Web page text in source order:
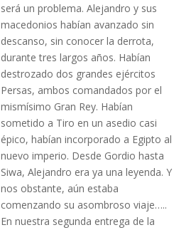
será un problema. Alejandro y sus
macedonios habían avanzado sin
descanso, sin conocer la derrota,
durante tres largos años. Habían
destrozado dos grandes ejércitos
Persas, ambos comandados por el
mismísimo Gran Rey. Habían
sometido a Tiro en un asedio casi
épico, habían incorporado a Egipto al
nuevo imperio. Desde Gordio hasta
Siwa, Alejandro era ya una leyenda. Y
nos obstante, aún estaba
comenzando su asombroso viaje…..
En nuestra segunda entrega de la